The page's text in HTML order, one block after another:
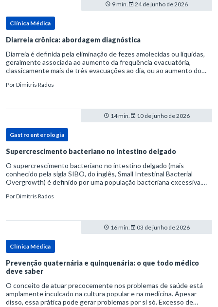
9 min. 24 de junho de 2026
Clínica Médica
Diarreia crônica: abordagem diagnóstica
Diarreia é definida pela eliminação de fezes amolecidas ou líquidas,
geralmente associada ao aumento da frequência evacuatória,
classicamente mais de três evacuações ao dia, ou ao aumento do
PorDimitris Rados
14 min. 10 de junho de 2026
Gastroenterologia
Supercrescimento bacteriano no intestino delgado
O supercrescimento bacteriano no intestino delgado (mais
conhecido pela sigla SIBO, do inglês, Small Intestinal Bacterial
Overgrowth) é definido por uma população bacteriana excessiva.
PorDimitris Rados
16 min. 03 de junho de 2026
Clínica Médica
Prevenção quaternária e quinquenária: o que todo médico
deve saber
O conceito de atuar precocemente nos problemas de saúde está
amplamente inculcado na cultura popular e na medicina. Apesar
disso, essa prática pode gerar problemas por si só. Excesso de